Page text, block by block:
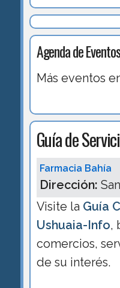
Agenda de Eventos
Más eventos
Guía de
Farmacia Bahía
Dirección:
Visite la Guía
Ushuaia-Info,
comercios,
de su interés.